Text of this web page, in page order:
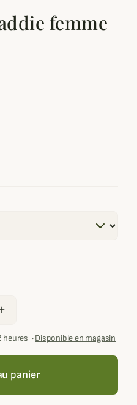
femme
heures ·Disponible en magasin
panier